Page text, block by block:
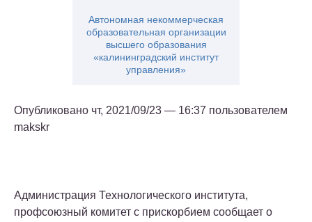
Автономная некоммерческая
образовательная организации
высшего образования
«калининградский институт
управления»
Опубликовано чт, 2021/09/23 — 16:37 пользователем
makskr
Администрация Технологического института,
профсоюзный комитет с прискорбием сообщает о